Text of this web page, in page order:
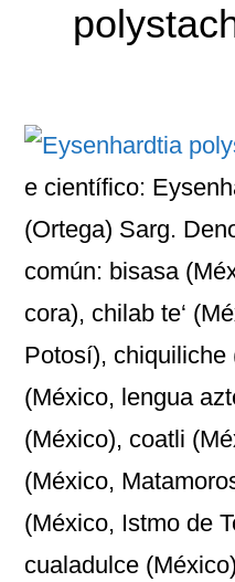
e científico:
(Ortega) Sarg.
común: bisasa
cora), chilab te‘
Potosí), chiquiliche
(México, lengua
(México), coatli
(México,
(México, Istmo de
cualadulce